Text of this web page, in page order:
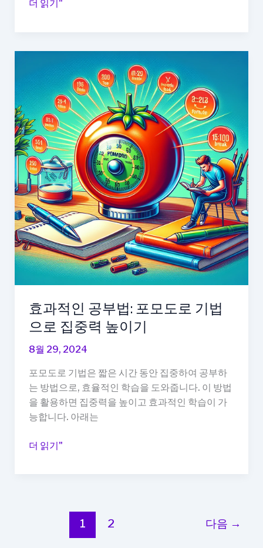
자
한
독
서
리
스
트:
성
공
한
사
람
들
의
서
10
더 읽기"
효과적인 공부법: 포모도로 기법
으로 집중력 높이기
8월 29, 2024
포모도로 기법은 짧은 시간 동안 집중하여 공부하
는 방법으로, 효율적인 학습을 도와줍니다. 이 방법
을 활용하면 집중력을 높이고 효과적인 학습이 가
능합니다. 아래는
효
더 읽기"
1 2 다음 →